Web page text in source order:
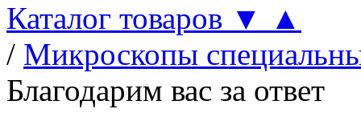
Каталог товаров ▼
▲
/ Микроскопы
Благодарим вас за ответ